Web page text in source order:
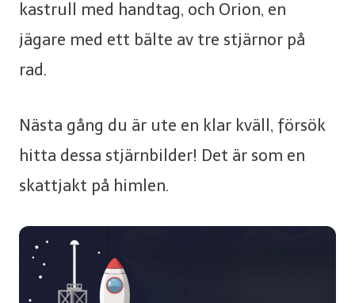
kastrull med handtag, och Orion, en
jägare med ett bälte av tre stjärnor på
rad.
Nästa gång du är ute en klar kväll, försök
hitta dessa stjärnbilder! Det är som en
skattjakt på himlen.